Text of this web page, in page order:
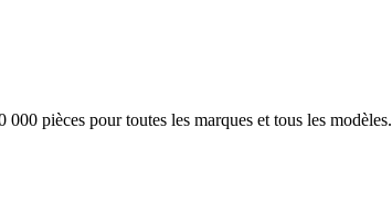
pièces pour toutes les marques et tous les modèles.